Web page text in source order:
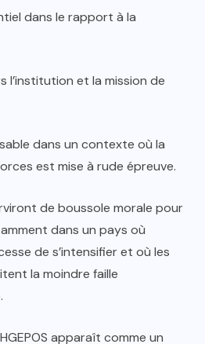
dans le rapport à la
l’institution et la mission de
dans un contexte où la
est mise à rude épreuve.
de boussole morale pour
dans un pays où
de s’intensifier et où les
la moindre faille
apparaît comme un